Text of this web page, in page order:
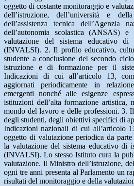
oggetto di costante monitoraggio e
dell’istruzione, dell’università e
dell’assistenza tecnica dell’Agenzia
dell’autonomia scolastica (ANSAS) e
valutazione del sistema educativo di
(INVALSI). 2. Il profilo educativo,
studente a conclusione del secondo
istruzione e di formazione per il
Indicazioni di cui all’articolo 13,
aggiornati periodicamente in
emergenti nonché alle esigenze
istituzioni dell’alta formazione artistica,
mondo del lavoro e delle professioni. 3.
degli studenti, degli obiettivi specifici di
Indicazioni nazionali di cui all’articolo
oggetto di valutazione periodica da
la valutazione del sistema educativo di
(INVALSI). Lo stesso Istituto cura la
valutazione. Il Ministro dell’istruzione,
ogni tre anni presenta al Parlamento un
risultati del monitoraggio e della